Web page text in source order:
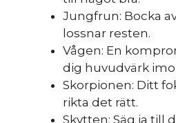
Jungfrun: Bocka
lossnar resten.
Vågen: En
dig huvudvärk
Skorpionen: Ditt
rikta det rätt.
Skytten: Säg ja till